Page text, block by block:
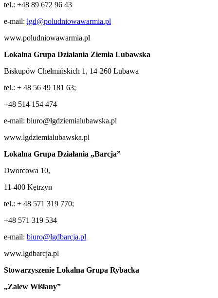
tel.: +48 89 672 96 43
e-mail: lgd@poludniowawarmia.pl
www.poludniowawarmia.pl
Lokalna Grupa Działania Ziemia Lubawska
Biskupów Chełmińskich 1, 14-260 Lubawa
tel.: + 48 56 49 181 63;
+48 514 154 474
e-mail: biuro@lgdziemialubawska.pl
www.lgdziemialubawska.pl
Lokalna Grupa Działania „Barcja”
Dworcowa 10,
11-400 Kętrzyn
tel.: + 48 571 319 770;
+48 571 319 534
e-mail: biuro@lgdbarcja.pl
www.lgdbarcja.pl
Stowarzyszenie Lokalna Grupa Rybacka
„Zalew Wiślany”